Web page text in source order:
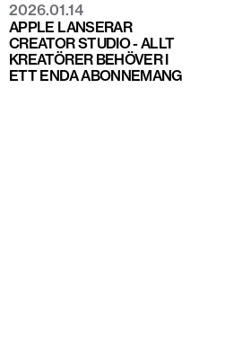
2026.01.14
APPLE LANSERAR
CREATOR STUDIO - ALLT
KREATÖRER BEHÖVER I
ETT ENDA ABONNEMANG